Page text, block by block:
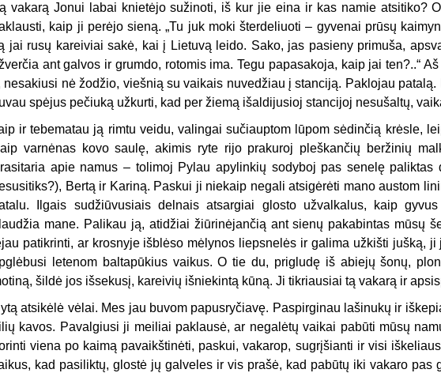
vakarą Jonui labai knietėjo sužinoti, iš kur jie eina ir kas namie atsitiko?
kaip ji perėjo sieną. „Tu juk moki šterdeliuoti – gyvenai prūsų
jai rusų kareiviai sakė, kai į Lietuvą leido. Sako, jas pasieny primuša,
ant galvos ir grumdo, rotomis ima. Tegu papasakoja, kaip jai ten?..“
nesakiusi nė žodžio, viešnią su vaikais nuvedžiau į stanciją. Paklojau
spėjus pečiuką užkurti, kad per žiemą išaldijusioj stancijoj nesušaltų,
ir tebematau ją rimtu veidu, valingai sučiauptom lūpom sėdinčią krėsle,
varnėnas kovo saulę, akimis ryte rijo prakuroj pleškančių beržinių
apie namus – tolimoj Pylau apylinkių sodyboj pas senelę paliktas
Bertą ir Kariną. Paskui ji niekaip negali atsigėrėti mano austom
Ilgais sudžiūvusiais delnais atsargiai glosto užvalkalus, kaip
mane. Palikau ją, atidžiai žiūrinėjančią ant sienų pakabintas mūsų
patikrinti, ar krosnyje išblėso mėlynos liepsnelės ir galima užkišti jušką, ji
letenom baltapūkius vaikus. O tie du, prigludę iš abiejų šonų,
šildė jos išsekusį, kareivių išniekintą kūną. Ji tikriausiai tą vakarą ir
atsikėlė vėlai. Mes jau buvom papusryčiavę. Paspirginau lašinukų ir
kavos. Pavalgiusi ji meiliai paklausė, ar negalėtų vaikai pabūti mūsų
viena po kaimą pavaikštinėti, paskui, vakarop, sugrįšianti ir visi
kad pasiliktų, glostė jų galveles ir vis prašė, kad pabūtų iki vakaro pas